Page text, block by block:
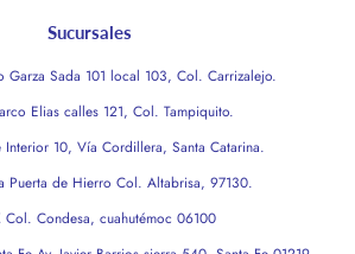
Sucursales
Garza Sada 101 local 103, Col. Carrizalejo.
Elias calles 121, Col. Tampiquito.
Interior 10, Vía Cordillera, Santa Catarina.
Puerta de Hierro Col. Altabrisa, 97130.
Col. Condesa, cuahutémoc 06100